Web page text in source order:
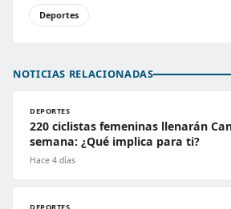
Deportes
NOTICIAS RELACIONADAS
DEPORTES
220 ciclistas femeninas llenarán
semana: ¿Qué implica para ti?
Hace 4 días